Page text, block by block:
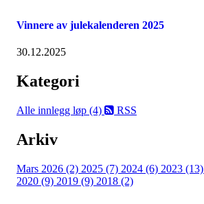
Vinnere av julekalenderen 2025
30.12.2025
Kategori
Alle innlegg løp (4) RSS
Arkiv
Mars 2026 (2) 2025 (7) 2024 (6) 2023 (13)
2020 (9) 2019 (9) 2018 (2)